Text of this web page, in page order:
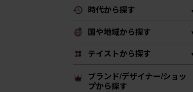
時代から探す
国や地域から探す
テイストから探す
ブランド/デザイナー/ショッ
プから探す